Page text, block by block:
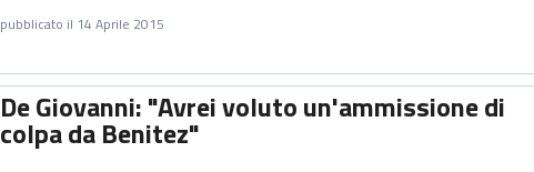
pubblicato il 14 Aprile 2015
De Giovanni: "Avrei voluto un'ammissione di
colpa da Benitez"